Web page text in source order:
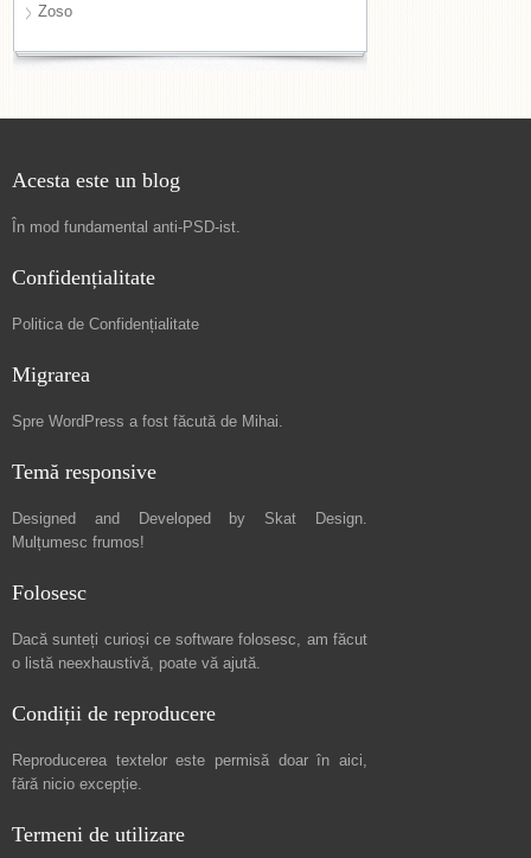
Zoso
Acesta este un blog
În mod fundamental anti-PSD-ist.
Confidențialitate
Politica de Confidențialitate
Migrarea
Spre WordPress a fost făcută de Mihai.
Temă responsive
Designed and Developed by Skat Design.
Mulțumesc frumos!
Folosesc
Dacă sunteți curioși ce software folosesc, am făcut
o listă neexhaustivă, poate vă ajută.
Condiții de reproducere
Reproducerea textelor este permisă doar în aici,
fără nicio excepție.
Termeni de utilizare